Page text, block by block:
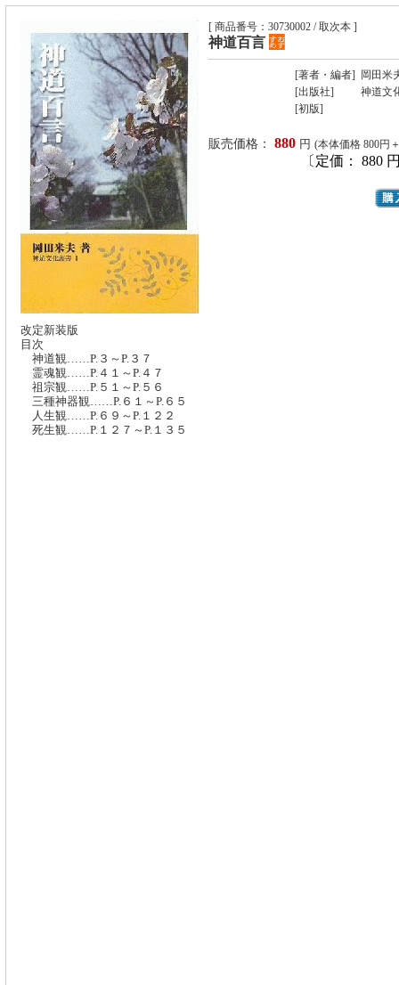
[ 商品番号：30730002 / 取次本 ]
神道百言
[著者・編者]
岡田米
[出版社]
神道文
[初版]
販売価格： 880 円 (本体価格 800円
〔定価： 880
改定新装版
目次
神道観……P.３～P.３７
霊魂観……P.４１～P.４７
祖宗観……P.５１～P.５６
三種神器観……P.６１～P.６５
人生観……P.６９～P.１２２
死生観……P.１２７～P.１３５